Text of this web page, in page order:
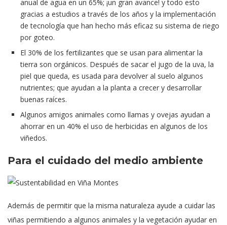
anual de agua en un 65%; ¡un gran avance! y todo esto
gracias a estudios a través de los años y la implementación
de tecnología que han hecho más eficaz su sistema de riego
por goteo.
El 30% de los fertilizantes que se usan para alimentar la
tierra son orgánicos. Después de sacar el jugo de la uva, la
piel que queda, es usada para devolver al suelo algunos
nutrientes; que ayudan a la planta a crecer y desarrollar
buenas raíces.
Algunos amigos animales como llamas y ovejas ayudan a
ahorrar en un 40% el uso de herbicidas en algunos de los
viñedos.
Para el cuidado del medio ambiente
Además de permitir que la misma naturaleza ayude a cuidar las
viñas permitiendo a algunos animales y la vegetación ayudar en